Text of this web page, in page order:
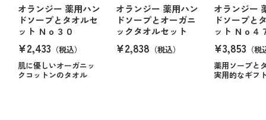
オランジー 薬用ハン
ドソープとタオルセ
ット Ｎｏ３０
¥2,433 （税込）
肌に優しいオーガニッ
クコットンのタオル
オランジー 薬用ハン
ドソープとオーガニ
ックタオルセット
¥2,838 （税込）
オランジー
ドソープと
ット Ｎｏ４
¥3,853 （
薬用ソープと
実用的なギフ